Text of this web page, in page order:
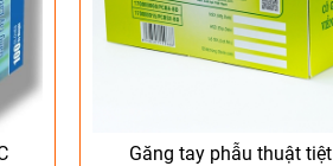
Găng tay phẫu thuật